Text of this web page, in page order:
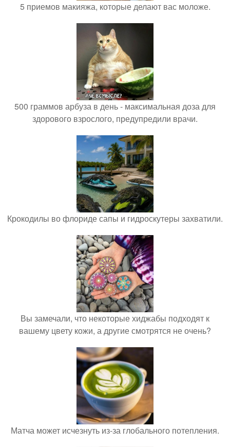
5 приемов макияжа, которые делают вас моложе.
500 граммов арбуза в день - максимальная доза для
здорового взрослого, предупредили врачи.
Крокодилы во флориде сапы и гидроскутеры захватили.
Вы замечали, что некоторые хиджабы подходят к
вашему цвету кожи, а другие смотрятся не очень?
Матча может исчезнуть из-за глобального потепления.